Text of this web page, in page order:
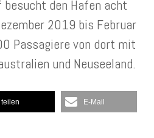
den Hafen acht
2019 bis Februar
Passagiere von dort mit
und Neuseeland.
teilen E-Mail